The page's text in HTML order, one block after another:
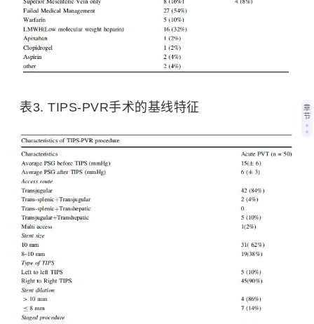
表3. TIPS-PVR手术的基线特征
章
节